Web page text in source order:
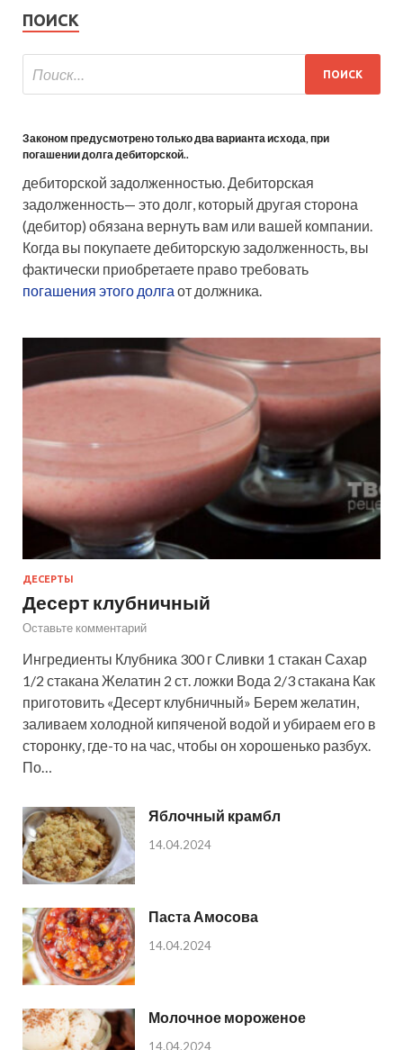
ПОИСК
Законом предусмотрено только два варианта исхода, при
погашении долга дебиторской..
дебиторской задолженностью. Дебиторская
задолженность— это долг, который другая сторона
(дебитор) обязана вернуть вам или вашей компании.
Когда вы покупаете дебиторскую задолженность, вы
фактически приобретаете право требовать
погашения этого долга от должника.
ДЕСЕРТЫ
Десерт клубничный
Оставьте комментарий
Ингредиенты Клубника 300 г Сливки 1 стакан Сахар
1/2 стакана Желатин 2 ст. ложки Вода 2/3 стакана Как
приготовить «Десерт клубничный» Берем желатин,
заливаем холодной кипяченой водой и убираем его в
сторонку, где-то на час, чтобы он хорошенько разбух.
По…
Яблочный крамбл
14.04.2024
Паста Амосова
14.04.2024
Молочное мороженое
14.04.2024